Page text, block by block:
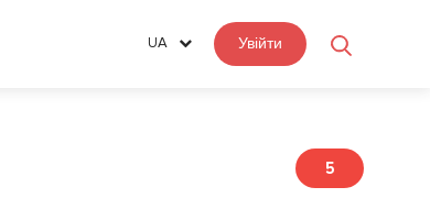
UA Увійти
5